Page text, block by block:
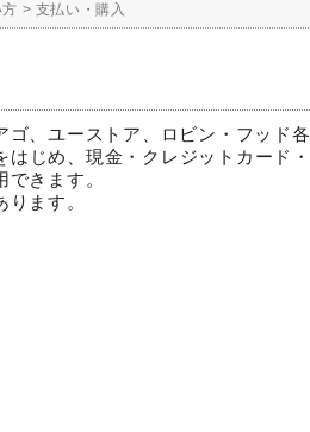
> 支払い・購入
ゴ、ユーストア、ロビン・フッド各
じめ、現金・クレジットカード・
きます。
ます。